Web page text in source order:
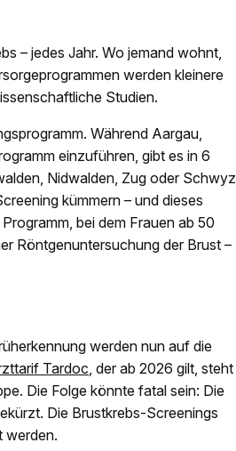
– jedes Jahr. Wo jemand wohnt,
werden kleinere
Studien.
Während Aargau,
einzuführen, gibt es in 6
Nidwalden, Zug oder Schwyz
kümmern – und dieses
bei dem Frauen ab 50
Röntgenuntersuchung der Brust –
werden nun auf die
Tardoc, der ab 2026 gilt, steht
Die Folge könnte fatal sein: Die
Die Brustkrebs-Screenings
werden.